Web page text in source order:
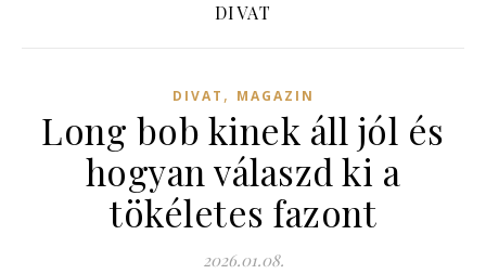
DIVAT
DIVAT , MAGAZIN
Long bob kinek áll jól és
hogyan válaszd ki a
tökéletes fazont
2026.01.08.